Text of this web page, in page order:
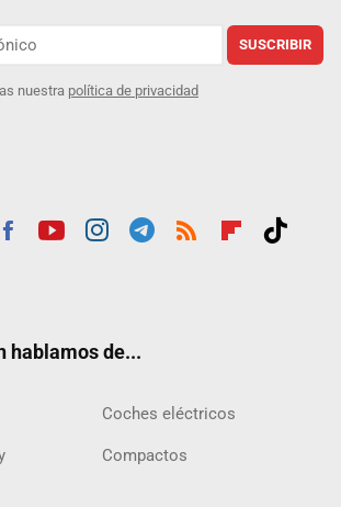
SUSCRIBIR
nuestra política de privacidad
hablamos de...
Coches eléctricos
Compactos